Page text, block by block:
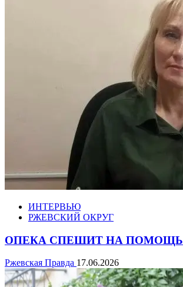
ИНТЕРВЬЮ
РЖЕВСКИЙ ОКРУГ
ОПЕКА СПЕШИТ НА ПОМОЩЬ
Ржевская Правда 17.06.2026